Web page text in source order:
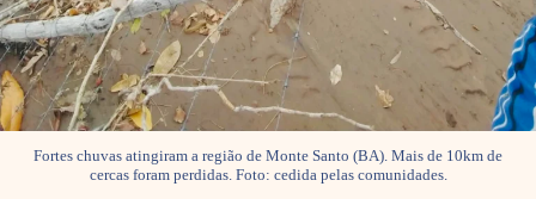
Fortes chuvas atingiram a região de Monte Santo (BA). Mais de 10km de
cercas foram perdidas. Foto: cedida pelas comunidades.